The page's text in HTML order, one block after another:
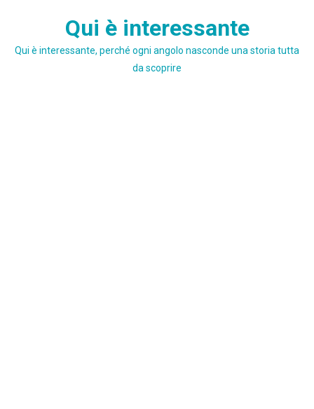
Qui è interessante
Qui è interessante, perché ogni angolo nasconde una storia tutta
da scoprire